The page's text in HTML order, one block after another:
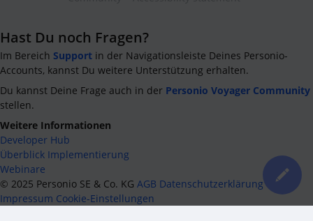
Hast Du noch Fragen?
Im Bereich Support in der Navigationsleiste Deines Personio-
Accounts, kannst Du weitere Unterstützung erhalten.
Du kannst Deine Frage auch in der Personio Voyager Community
stellen.
Weitere Informationen
Developer Hub
Überblick Implementierung
Webinare
© 2025 Personio SE & Co. KG AGB Datenschutzerklärung
Impressum Cookie-Einstellungen